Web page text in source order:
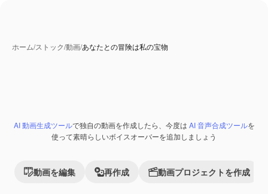
ホーム/ストック/動画/あなたとの冒険は私の宝物
Premium
AI 動画生成ツールで独自の動画を作成したら、今度は AI 音声合成ツールを
使って素晴らしいボイスオーバーを追加しましょう
動画を編集 再作成 動画プロジェクトを作成